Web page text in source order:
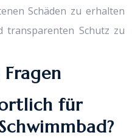
Schäden zu erhalten
transparenten Schutz zu
für